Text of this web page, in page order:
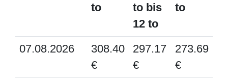
to
to bis
12 to
to
07.08.2026
308.40
€
297.17
€
273.69
€